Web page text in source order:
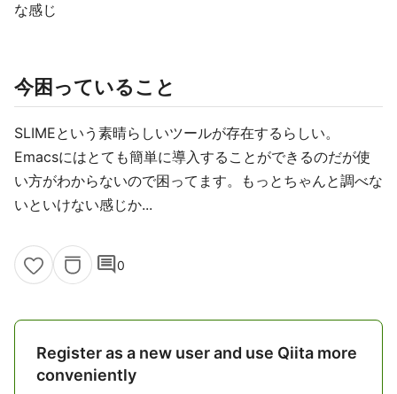
な感じ
今困っていること
SLIMEという素晴らしいツールが存在するらしい。
Emacsにはとても簡単に導入することができるのだが使
い方がわからないので困ってます。もっとちゃんと調べな
いといけない感じか...
comment0
Register as a new user and use Qiita more
conveniently